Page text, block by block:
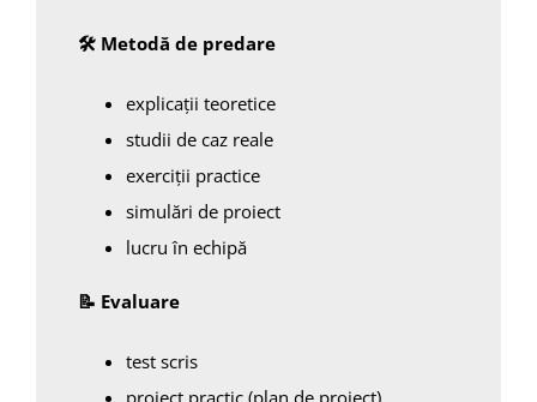
🛠️ Metodă de predare
explicații teoretice
studii de caz reale
exerciții practice
simulări de proiect
lucru în echipă
📝 Evaluare
test scris